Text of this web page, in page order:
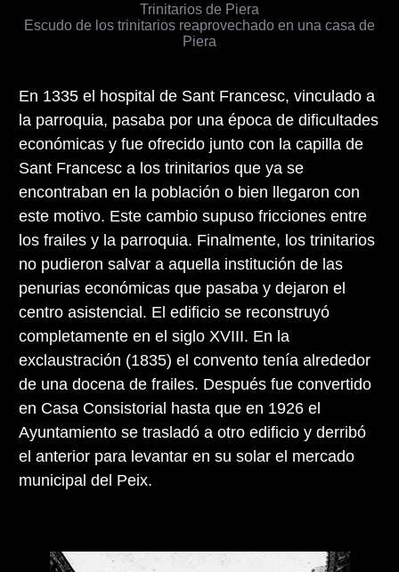
Trinitarios de Piera
Escudo de los trinitarios reaprovechado en una casa de
Piera
En 1335 el hospital de Sant Francesc, vinculado a
la parroquia, pasaba por una época de dificultades
económicas y fue ofrecido junto con la capilla de
Sant Francesc a los trinitarios que ya se
encontraban en la población o bien llegaron con
este motivo. Este cambio supuso fricciones entre
los frailes y la parroquia. Finalmente, los trinitarios
no pudieron salvar a aquella institución de las
penurias económicas que pasaba y dejaron el
centro asistencial. El edificio se reconstruyó
completamente en el siglo XVIII. En la
exclaustración (1835) el convento tenía alrededor
de una docena de frailes. Después fue convertido
en Casa Consistorial hasta que en 1926 el
Ayuntamiento se trasladó a otro edificio y derribó
el anterior para levantar en su solar el mercado
municipal del Peix.